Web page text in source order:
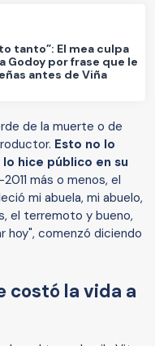
tanto”: El mea culpa
Godoy por frase que le
antes de Viña
de la muerte o de
Esto no lo
hice público en su
más o menos, el
mi abuela, mi abuelo,
el terremoto y bueno,
comenzó diciendo
costó la vida a